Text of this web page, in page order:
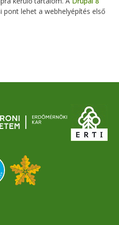
pont lehet a webhelyépítés első